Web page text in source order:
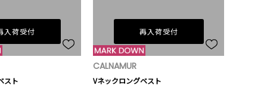
入荷受付
スト
再入荷受付
CALNAMUR
Vネックロングベスト